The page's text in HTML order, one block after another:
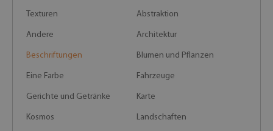
Texturen Abstraktion
Andere Architektur
Beschriftungen Blumen und Pflanzen
Eine Farbe Fahrzeuge
Gerichte und Getränke Karte
Kosmos Landschaften